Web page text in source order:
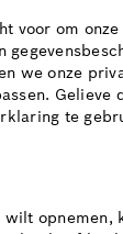
voor om
we onze
Gelieve
te
opnemen,